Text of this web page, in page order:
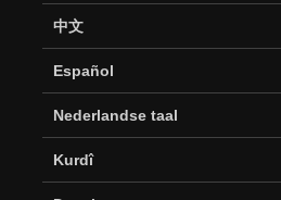
中文
Español
Nederlandse taal
Kurdî